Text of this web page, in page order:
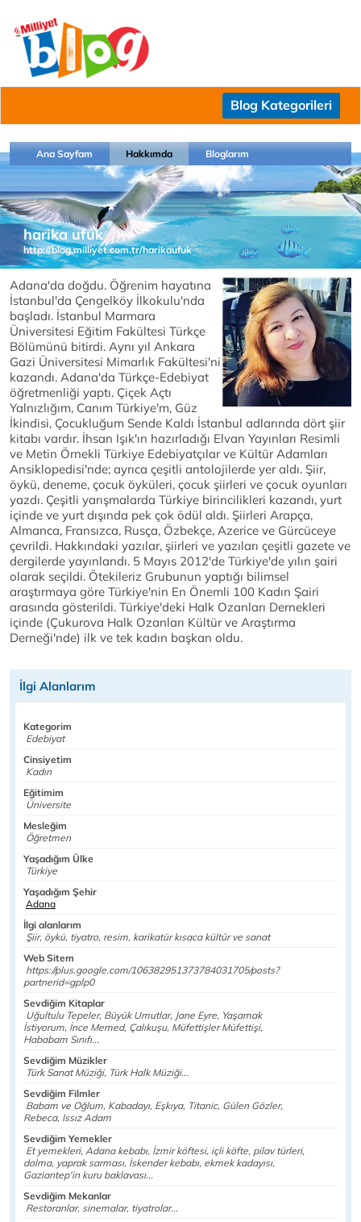
Blog Kategorileri
Ana Sayfam Hakkımda Bloglarım
harika ufuk
http://blog.milliyet.com.tr/harikaufuk
Adana'da doğdu. Öğrenim hayatına
İstanbul'da Çengelköy İlkokulu'nda
başladı. İstanbul Marmara
Üniversitesi Eğitim Fakültesi Türkçe
Bölümünü bitirdi. Aynı yıl Ankara
Gazi Üniversitesi Mimarlık Fakültesi'ni
kazandı. Adana'da Türkçe-Edebiyat
öğretmenliği yaptı. Çiçek Açtı
Yalnızlığım, Canım Türkiye'm, Güz
İkindisi, Çocukluğum Sende Kaldı İstanbul adlarında dört şiir
kitabı vardır. İhsan Işık'ın hazırladığı Elvan Yayınları Resimli
ve Metin Örnekli Türkiye Edebiyatçılar ve Kültür Adamları
Ansiklopedisi'nde; ayrıca çeşitli antolojilerde yer aldı. Şiir,
öykü, deneme, çocuk öyküleri, çocuk şiirleri ve çocuk oyunları
yazdı. Çeşitli yarışmalarda Türkiye birincilikleri kazandı, yurt
içinde ve yurt dışında pek çok ödül aldı. Şiirleri Arapça,
Almanca, Fransızca, Rusça, Özbekçe, Azerice ve Gürcüceye
çevrildi. Hakkındaki yazılar, şiirleri ve yazıları çeşitli gazete ve
dergilerde yayınlandı. 5 Mayıs 2012'de Türkiye'de yılın şairi
olarak seçildi. Ötekileriz Grubunun yaptığı bilimsel
araştırmaya göre Türkiye'nin En Önemli 100 Kadın Şairi
arasında gösterildi. Türkiye'deki Halk Ozanları Dernekleri
içinde (Çukurova Halk Ozanları Kültür ve Araştırma
Derneği'nde) ilk ve tek kadın başkan oldu.
İlgi Alanlarım
Kategorim
Edebiyat
Cinsiyetim
Kadın
Eğitimim
Üniversite
Mesleğim
Öğretmen
Yaşadığım Ülke
Türkiye
Yaşadığım Şehir
Adana
İlgi alanlarım
Şiir, öykü, tiyatro, resim, karikatür kısaca kültür ve sanat
Web Sitem
https://plus.google.com/106382951373784031705/posts?
partnerid=gplp0
Sevdiğim Kitaplar
Uğultulu Tepeler, Büyük Umutlar, Jane Eyre, Yaşamak
İstiyorum, İnce Memed, Çalıkuşu, Müfettişler Müfettişi,
Hababam Sınıfı...
Sevdiğim Müzikler
Türk Sanat Müziği, Türk Halk Müziği...
Sevdiğim Filmler
Babam ve Oğlum, Kabadayı, Eşkıya, Titanic, Gülen Gözler,
Rebeca, Issız Adam
Sevdiğim Yemekler
Et yemekleri, Adana kebabı, İzmir köftesi, içli köfte, pilav türleri,
dolma, yaprak sarması, İskender kebabı, ekmek kadayısı,
Gaziantep'in kuru baklavası...
Sevdiğim Mekanlar
Restoranlar, sinemalar, tiyatrolar...